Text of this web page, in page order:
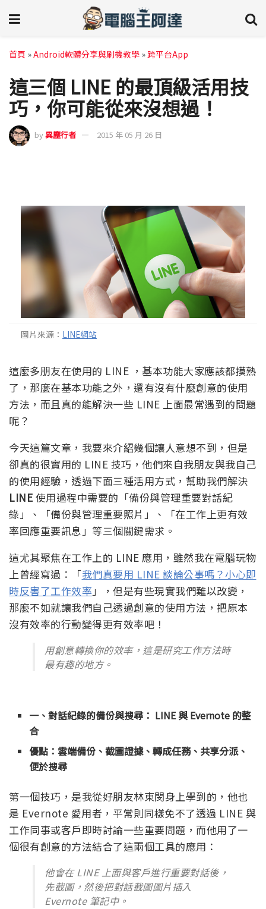
首頁 »Android軟體分享與刷機教學 »跨平台App
這三個 LINE 的最頂級活用技
巧，你可能從來沒想過！
by異塵行者 2015 年 05 月 26 日
圖片來源： LINE網站
這麼多朋友在使用的 LINE ，基本功能大家應該都摸熟
了，那麼在基本功能之外，還有沒有什麼創意的使用
方法，而且真的能解決一些 LINE 上面最常遇到的問題
呢？
今天這篇文章，我要來介紹幾個讓人意想不到，但是
卻真的很實用的 LINE 技巧，他們來自我朋友與我自己
的使用經驗，透過下面三種活用方式，幫助我們解決
LINE 使用過程中需要的「備份與管理重要對話紀
錄」、「備份與管理重要照片」、「在工作上更有效
率回應重要訊息」等三個關鍵需求。
這尤其聚焦在工作上的 LINE 應用，雖然我在電腦玩物
上曾經寫過：「我們真要用 LINE 談論公事嗎？小心即
時反害了工作效率」，但是有些現實我們難以改變，
那麼不如就讓我們自己透過創意的使用方法，把原本
沒有效率的行動變得更有效率吧！
用創意轉換你的效率，這是研究工作方法時
最有趣的地方。
一、對話紀錄的備份與搜尋： LINE 與 Evernote 的整
合
優點：雲端備份、截圖證據、轉成任務、共享分派、
便於搜尋
第一個技巧，是我從好朋友林東閔身上學到的，他也
是 Evernote 愛用者，平常則同樣免不了透過 LINE 與
工作同事或客戶即時討論一些重要問題，而他用了一
個很有創意的方法結合了這兩個工具的應用：
他會在 LINE 上面與客戶進行重要對話後，
先截圖，然後把對話截圖圖片插入
Evernote 筆記中。